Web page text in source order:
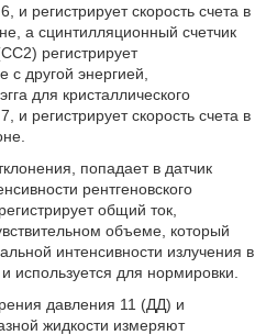
и регистрирует скорость счета в
а сцинтилляционный счетчик
регистрирует
с другой энергией,
для кристаллического
и регистрирует скорость счета в
попадает в датчик
рентгеновского
общий ток,
объеме, который
интенсивности излучения в
используется для нормировки.
давления 11 (ДД) и
жидкости измеряют